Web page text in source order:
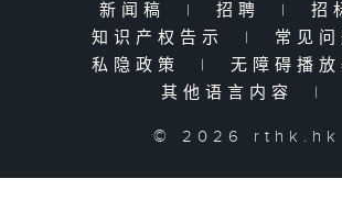
新闻稿 | 招聘 | 招
知识产权告示
| 常见
私隐政策
| 无障碍播
其他语言内容
|
© 2026 rthk.hk